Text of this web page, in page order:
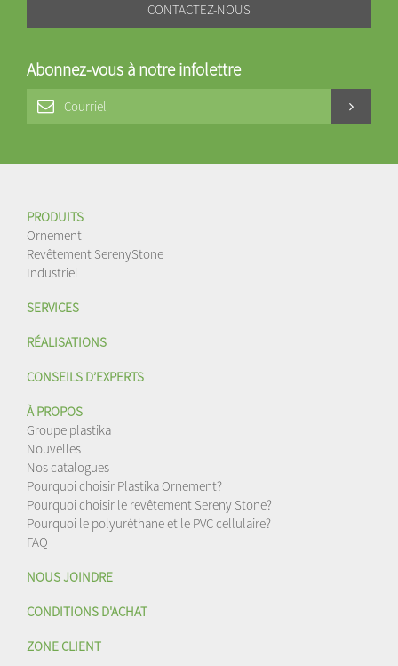
CONTACTEZ-NOUS
Abonnez-vous à notre infolettre
PRODUITS
Ornement
Revêtement SerenyStone
Industriel
SERVICES
RÉALISATIONS
CONSEILS D’EXPERTS
À PROPOS
Groupe plastika
Nouvelles
Nos catalogues
Pourquoi choisir Plastika Ornement?
Pourquoi choisir le revêtement Sereny Stone?
Pourquoi le polyuréthane et le PVC cellulaire?
FAQ
NOUS JOINDRE
CONDITIONS D'ACHAT
ZONE CLIENT